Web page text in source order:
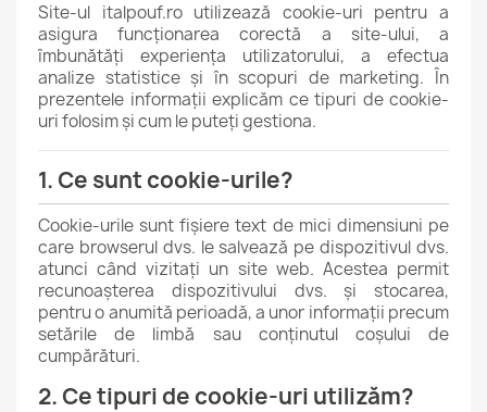
Site-ul italpouf.ro utilizează cookie-uri pentru a
asigura funcționarea corectă a site-ului, a
îmbunătăți experiența utilizatorului, a efectua
analize statistice și în scopuri de marketing. În
prezentele informații explicăm ce tipuri de cookie-
uri folosim și cum le puteți gestiona.
1. Ce sunt cookie-urile?
Cookie-urile sunt fișiere text de mici dimensiuni pe
care browserul dvs. le salvează pe dispozitivul dvs.
atunci când vizitați un site web. Acestea permit
recunoașterea dispozitivului dvs. și stocarea,
pentru o anumită perioadă, a unor informații precum
setările de limbă sau conținutul coșului de
cumpărături.
2. Ce tipuri de cookie-uri utilizăm?